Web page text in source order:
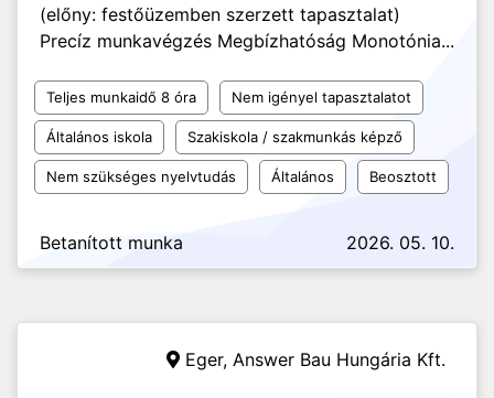
(előny: festőüzemben szerzett tapasztalat)
Precíz munkavégzés Megbízhatóság Monotónia...
Teljes munkaidő 8 óra Nem igényel tapasztalatot
Általános iskola Szakiskola / szakmunkás képző
Nem szükséges nyelvtudás Általános Beosztott
Betanított munka 2026. 05. 10.
Eger, Answer Bau Hungária Kft.